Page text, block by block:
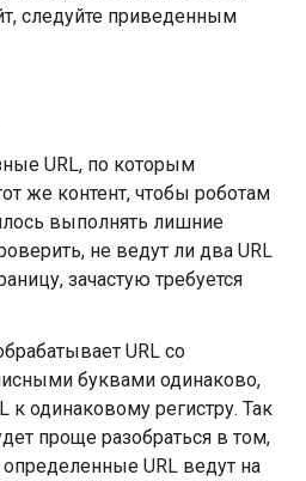
следуйте приведенным
URL, по которым
же контент, чтобы роботам
выполнять лишние
не ведут ли два URL
зачастую требуется
URL со
буквами одинаково,
к одинаковому регистру. Так
проще разобраться в том,
URL ведут на